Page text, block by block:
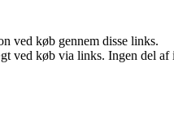
ved køb gennem disse links.
køb via links. Ingen del af